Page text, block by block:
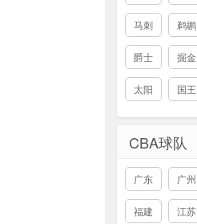
马刺 鹈鹕
爵士 掘金
太阳 国王
CBA球队
广东 广州
福建 江苏